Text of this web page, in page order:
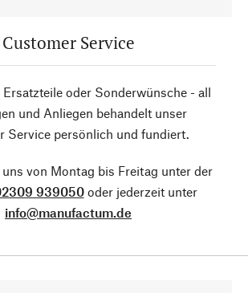
Customer Service
Ersatzteile oder Sonderwünsche - all
und Anliegen behandelt unser
Service persönlich und fundiert.
von Montag bis Freitag unter der
939050oder jederzeit unter
info@manufactum.de